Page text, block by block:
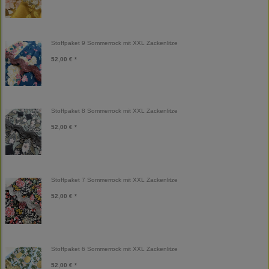
Stoffpaket 9 Sommerrock mit XXL Zackenlitze
52,00 € *
Stoffpaket 8 Sommerrock mit XXL Zackenlitze
52,00 € *
Stoffpaket 7 Sommerrock mit XXL Zackenlitze
52,00 € *
Stoffpaket 6 Sommerrock mit XXL Zackenlitze
52,00 € *